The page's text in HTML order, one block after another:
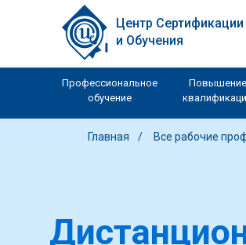
Центр Сертификации
и Обучения
Профессиональное
обучение
Повышение
Главная Все рабочие